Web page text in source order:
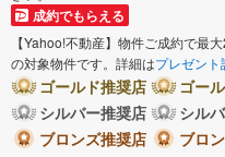
成約でもらえる
【Yahoo!不動産】物件ご成約で最
の対象物件です。詳細はプレゼント
ゴールド推奨店
ゴー
シルバー推奨店
シル
ブロンズ推奨店
ブロ